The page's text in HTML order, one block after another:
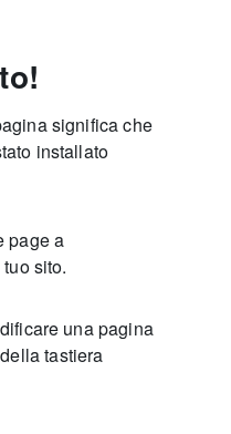
significa che
installato
page a
sito.
una pagina
della tastiera